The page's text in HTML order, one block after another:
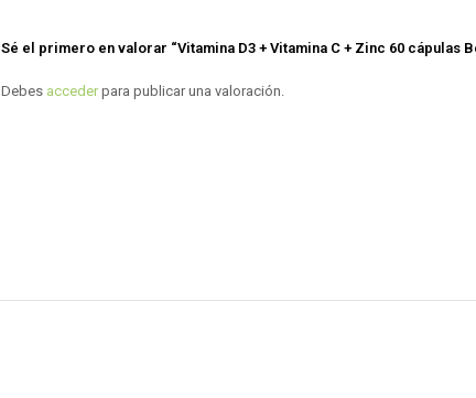
Sé el primero en valorar “Vitamina D3 + Vitamina C + Zinc 60 cápulas
Debes acceder para publicar una valoración.